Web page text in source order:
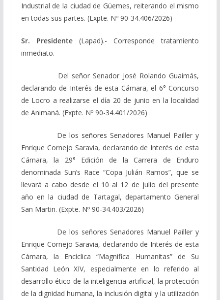
Industrial de la ciudad de Güemes, reiterando el mismo
en todas sus partes. (Expte. Nº 90-34.406/2026)
Sr. Presidente(Lapad).- Corresponde tratamiento
inmediato.
Del señor Senador José Rolando Guaimás,
declarando de Interés de esta Cámara, el 6° Concurso
de Locro a realizarse el día 20 de junio en la localidad
de Animaná. (Expte. Nº 90-34.401/2026)
De los señores Senadores Manuel Pailler y
Enrique Cornejo Saravia, declarando de Interés de esta
Cámara, la 29° Edición de la Carrera de Enduro
denominada Sun’s Race “Copa Julián Ramos”, que se
llevará a cabo desde el 10 al 12 de julio del presente
año en la ciudad de Tartagal, departamento General
San Martin. (Expte. Nº 90-34.403/2026)
De los señores Senadores Manuel Pailler y
Enrique Cornejo Saravia, declarando de Interés de esta
Cámara, la Encíclica “Magnifica Humanitas” de Su
Santidad León XIV, especialmente en lo referido al
desarrollo ético de la inteligencia artificial, la protección
de la dignidad humana, la inclusión digital y la utilización